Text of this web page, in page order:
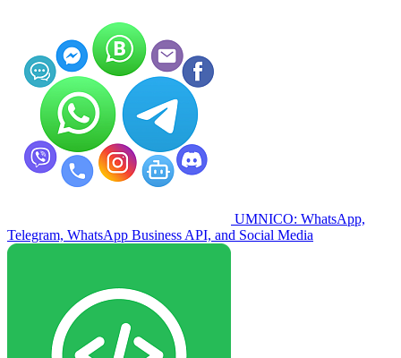
UMNICO: WhatsApp,
Telegram, WhatsApp Business API, and Social Media